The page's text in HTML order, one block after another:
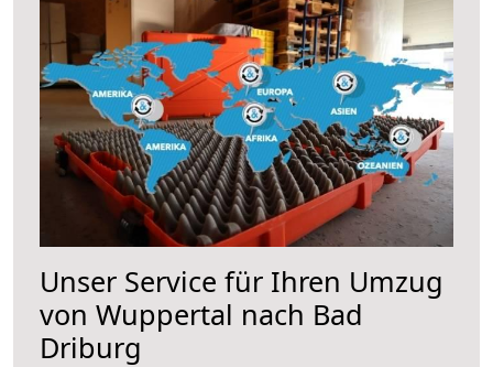
Unser Service für Ihren Umzug
von Wuppertal nach Bad
Driburg